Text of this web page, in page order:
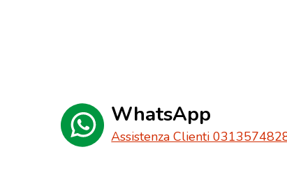
WhatsApp
Assistenza Clienti